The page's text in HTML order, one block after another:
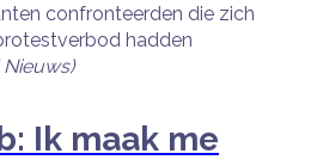
confronteerden die zich
hadden
Nieuws)
Ik maak me